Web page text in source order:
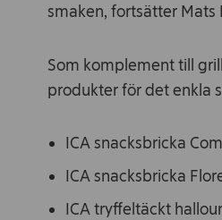
smaken, fortsätter Mats
Som komplement till
produkter för det enkla
ICA snacksbricka
ICA snacksbricka
ICA tryffeltäckt